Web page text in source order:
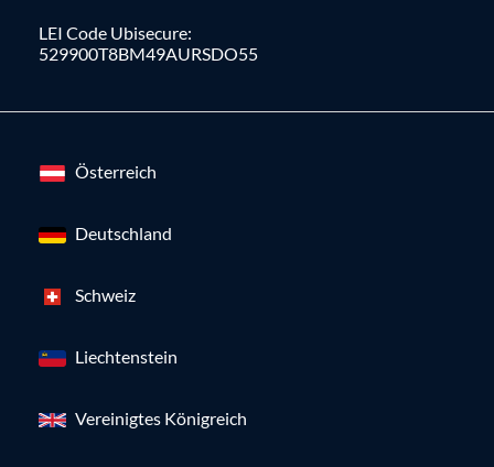
LEI Code Ubisecure:
529900T8BM49AURSDO55
Österreich
Deutschland
Schweiz
Liechtenstein
Vereinigtes Königreich